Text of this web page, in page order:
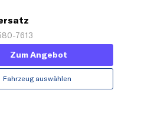
7613
Zum Angebot
Fahrzeug auswählen